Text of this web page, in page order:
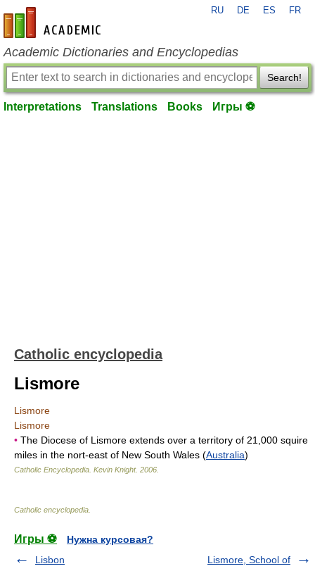
en-academic.com
RU DE ES FR
Academic Dictionaries and Encyclopedias
Search!
Interpretations Translations Books Игры ⚽
Catholic encyclopedia
Lismore
Lismore
Lismore
• The Diocese of Lismore extends over a territory of 21,000 squire
miles in the nort-east of New South Wales (Australia)
Catholic Encyclopedia Kevin Knight. 2006
Catholic encyclopedia
Игры ⚽
Нужна курсовая?
Lisbon
Lismore, School of